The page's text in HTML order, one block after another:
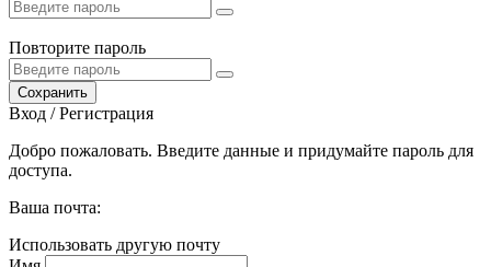
Повторите пароль
Сохранить
Вход / Регистрация
Добро пожаловать. Введите данные и придумайте пароль для
доступа.
Ваша почта:
Использовать другую почту